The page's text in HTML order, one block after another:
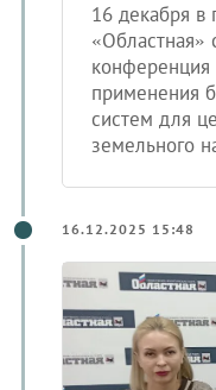
16 декабря в
«Областная»
конференция
применения
систем для
земельного
16.12.2025 15:48